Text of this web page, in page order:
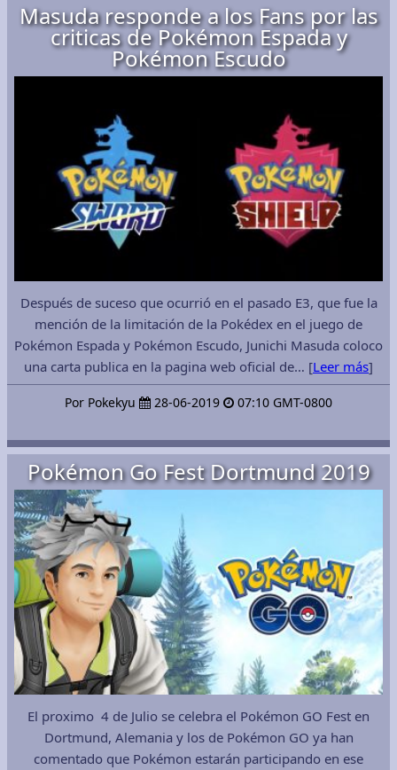
Masuda responde a los Fans por las
criticas de Pokémon Espada y
Pokémon Escudo
Después de suceso que ocurrió en el pasado E3, que fue la
mención de la limitación de la Pokédex en el juego de
Pokémon Espada y Pokémon Escudo, Junichi Masuda coloco
una carta publica en la pagina web oficial de… [Leer más]
Por Pokekyu 28-06-2019 07:10 GMT-0800
Pokémon Go Fest Dortmund 2019
El proximo 4 de Julio se celebra el Pokémon GO Fest en
Dortmund, Alemania y los de Pokémon GO ya han
comentado que Pokémon estarán participando en ese